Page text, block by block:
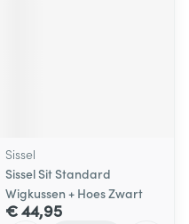
Sissel
Sissel Sit Standard
Wigkussen + Hoes Zwart
€ 44,95